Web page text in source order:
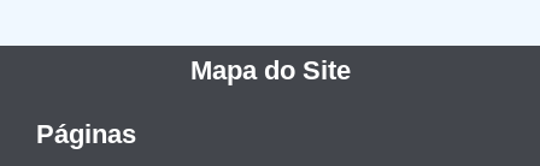
Mapa do Site
Páginas